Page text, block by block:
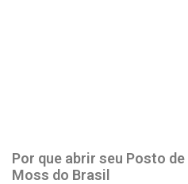
Por que abrir seu Posto de
Moss do Brasil